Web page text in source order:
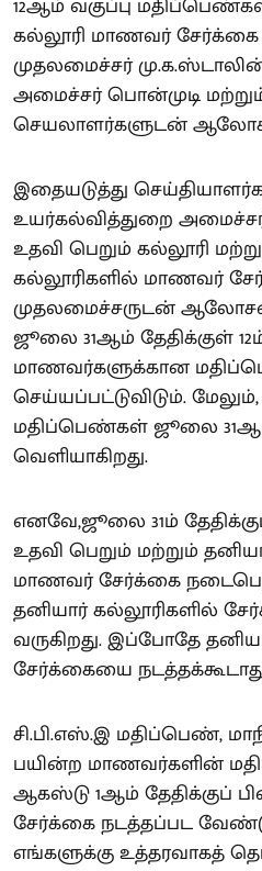
கல்லூரி மாணவர் சேர்க்கை
முதலமைச்சர்
அமைச்சர் பொன்முடி
செயலாளர்களுடன்
இதையடுத்து
உயர்கல்வித்துறை அமைச்சர்
உதவி பெறும் கல்லூரி
கல்லூரிகளில் மாணவர்
முதலமைச்சருடன்
ஜூலை 31ஆம் தேதிக்குள்
மாணவர்களுக்கான
செய்யப்பட்டுவிடும். மேலும்,
மதிப்பெண்கள் ஜூலை
வெளியாகிறது.
எனவே,ஜூலை 31ம்
உதவி பெறும் மற்றும்
மாணவர் சேர்க்கை
தனியார் கல்லூரிகளில்
வருகிறது. இப்போதே
சேர்க்கையை
சி.பி.எஸ்.இ மதிப்பெண்,
பயின்ற மாணவர்களின்
ஆகஸ்டு 1ஆம் தேதிக்குப்
சேர்க்கை நடத்தப்பட
எங்களுக்கு உத்தரவாகத்